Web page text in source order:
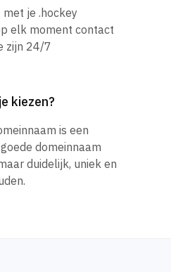
je .hockey
elk moment contact
zijn 24/7
kiezen?
is een
domeinnaam
duidelijk, uniek en